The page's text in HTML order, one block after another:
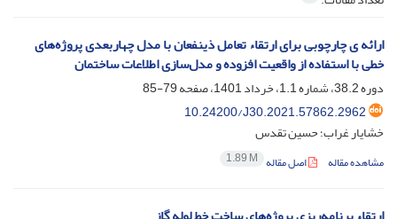
ارائه ی چارچوبی برای ارتقاء تعامل ذینفعان با مدل‌ چهاربعدی پروژه‌های
خطی با استفاده از واقعیت افزوده و مدل‌سازی اطلاعات ساختمان
دوره 38.2، شماره 1.1، خرداد 1401، صفحه
79-85
10.24200/J30.2021.57862.2962
خشایار غراب؛ حسین تقدس
مشاهده مقاله اصل مقاله 1.89 M